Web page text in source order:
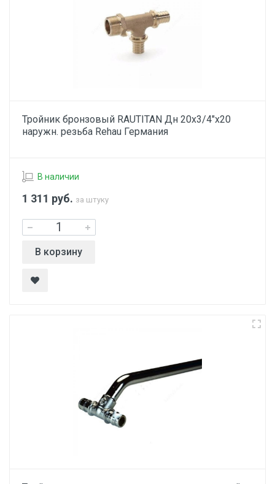
Тройник бронзовый RAUTITAN Дн 20х3/4"х20
наружн. резьба Rehau Германия
В наличии
1 311 руб. за штуку
В корзину